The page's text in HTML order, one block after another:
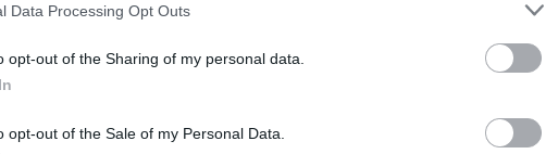
Data Processing Opt Outs
opt-out of the Sharing of my personal data.
opt-out of the Sale of my Personal Data.
του ”Souvenirs Of A Past
ο Βαγγέλης Μακρής απαντά στις